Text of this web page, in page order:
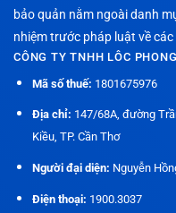
bảo quản nằm ngoài danh
nhiệm trước pháp luật về
CÔNG TY TNHH LÔC
Mã số thuế: 1801675976
Địa chỉ: 147/68A, đường
Kiều, TP. Cần Thơ
Người đại diện: Nguyễn
Điện thoại: 1900.3037